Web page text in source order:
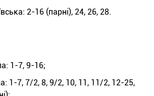
2-16 (парні), 24, 26, 28.
1-7, 9-16;
1-7, 7/2, 8, 9/2, 10, 11, 11/2, 12-25,